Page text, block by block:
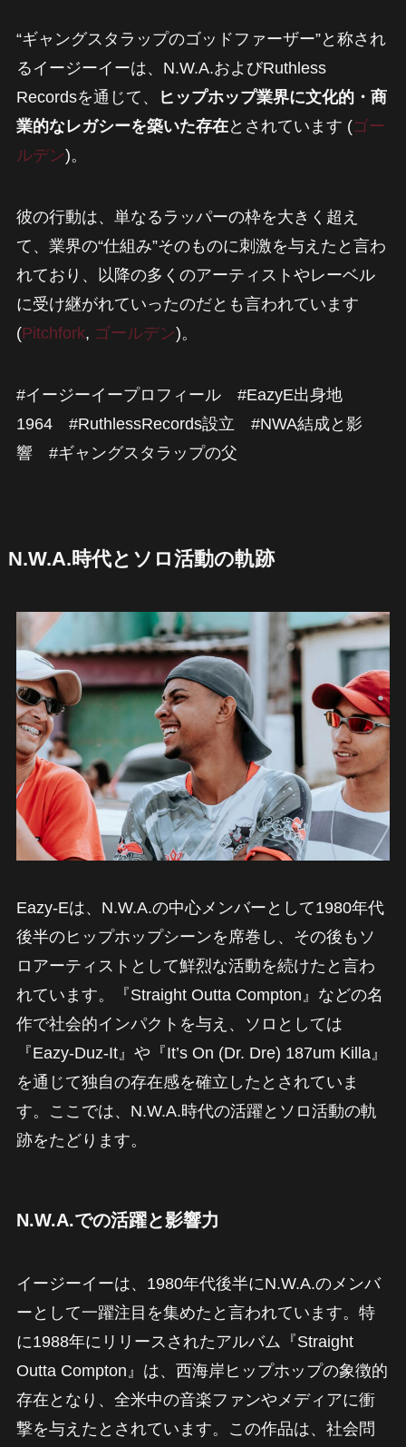
“ギャングスタラップのゴッドファーザー”と称され
るイージーイーは、N.W.A.およびRuthless
Recordsを通じて、
ヒップホップ業界に文化的・商
業的なレガシーを築いた存在とされています (ゴー
ルデン)。
彼の行動は、単なるラッパーの枠を大きく超え
て、業界の“仕組み”そのものに刺激を与えたと言わ
れており、以降の多くのアーティストやレーベル
に受け継がれていったのだとも言われています
(Pitchfork, ゴールデン)。
#イージーイープロフィール #EazyE出身地
1964 #RuthlessRecords設立 #NWA結成と影
響 #ギャングスタラップの父
N.W.A.時代とソロ活動の軌跡
Eazy-Eは、N.W.A.の中心メンバーとして1980年代
後半のヒップホップシーンを席巻し、その後もソ
ロアーティストとして鮮烈な活動を続けたと言わ
れています。『Straight Outta Compton』などの名
作で社会的インパクトを与え、ソロとしては
『Eazy-Duz-It』や『It’s On (Dr. Dre) 187um Killa』
を通じて独自の存在感を確立したとされていま
す。ここでは、N.W.A.時代の活躍とソロ活動の軌
跡をたどります。
N.W.A.での活躍と影響力
イージーイーは、1980年代後半にN.W.A.のメンバ
ーとして一躍注目を集めたと言われています。特
に1988年にリリースされたアルバム『Straight
Outta Compton』は、西海岸ヒップホップの象徴的
存在となり、全米中の音楽ファンやメディアに衝
撃を与えたとされています。この作品は、社会問